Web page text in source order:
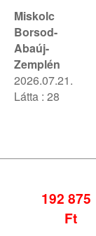
Miskolc
Borsod-
Abaúj-
Zemplén
2026.07.21.
Látta : 28
192 875
Ft